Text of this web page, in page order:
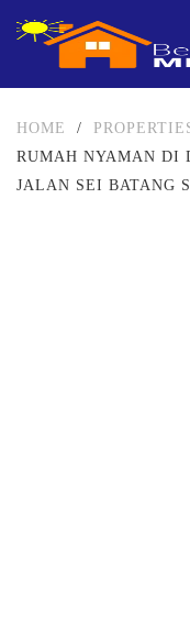
HOME /
RUMAH NYAMAN DI
JALAN SEI BATANG